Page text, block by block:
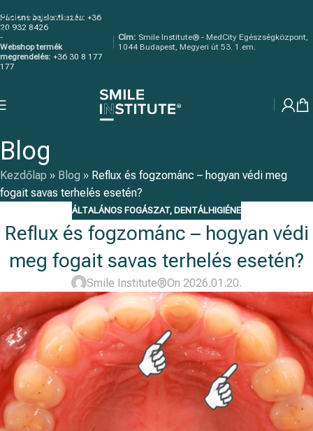
Skip to navigation
Skip to main content
Páciens bejelentkezés: +36
20 932 8426
-
Webshop termék
megrendelés: +36 30 8 177
177
Cím: Smile Institute® - MedCity Egészségközpont,
1044 Budapest, Megyeri út 53. 1.em.
Blog
Kezdőlap » Blog » Reflux és fogzománc – hogyan védi meg
fogait savas terhelés esetén?
ÁLTALÁNOS FOGÁSZAT, DENTÁLHIGIÉNE
Reflux és fogzománc – hogyan védi
meg fogait savas terhelés esetén?
Smile Institute®On 2026.01.20.